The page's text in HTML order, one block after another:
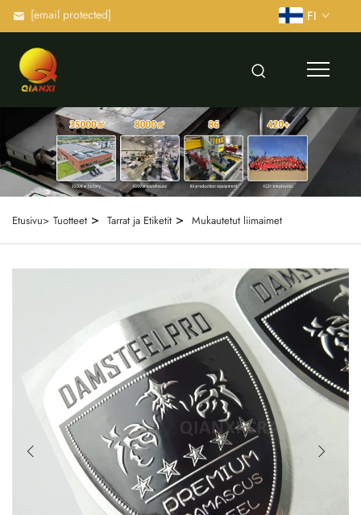
[email protected] FI
Etusivu> Tuotteet > Tarrat ja Etiketit > Mukautetut liimaimet